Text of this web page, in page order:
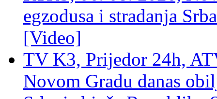
egzodusa i stradanja
[Video]
TV K3, Prijedor 24h,
Novom Gradu danas